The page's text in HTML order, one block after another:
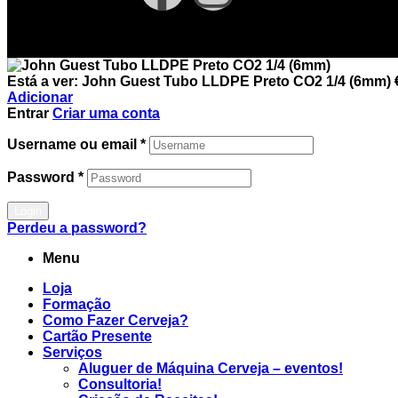
Está a ver: John Guest Tubo LLDPE Preto CO2 1/4 (6mm)
Adicionar
Entrar Criar uma conta
Username ou email *
Password *
Perdeu a password?
Menu
Loja
Formação
Como Fazer Cerveja?
Cartão Presente
Serviços
Aluguer de Máquina Cerveja – eventos!
Consultoria!